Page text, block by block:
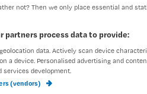
Auteur:
not? Then we only place essential and
partners process data to provide:
data. Actively scan device
a device. Personalised advertising and
services development.
(vendors)